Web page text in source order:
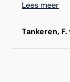
anders dan
toeristenpad
Lees meer
Tankeren, F.